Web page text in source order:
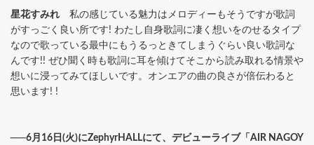
星花すみれ 私の感じている魅力はメロディーもそうですが歌詞
がすっごく良い所です! わたし自身歌詞に凄く想いをのせるタイプ
なので歌っている最中にもうるっときてしまうぐらい良い歌詞な
んです!! ぜひ聞く時も歌詞に耳を傾けてそこから読み取れる情景や
想いに浸ってみてほしいです。オンエアの曲の良さが倍伝わると
思います! !
──6月16日(火)にZephyrHALLにて、デビューライブ「AIR NAGOY